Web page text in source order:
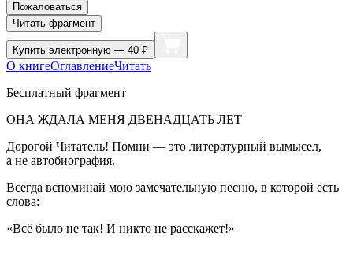
Пожаловаться
Читать фрагмент
Купить электронную — 40 ₽
О книгеОглавлениеЧитать
Бесплатный фрагмент
ОНА ЖДАЛА МЕНЯ ДВЕНАДЦАТЬ ЛЕТ
Дорогой Читатель! Помни — это литературный вымысел,
а не автобиография.
Всегда вспоминай мою замечательную песню, в которой есть
слова:
«Всё было не так! И никто не расскажет!»